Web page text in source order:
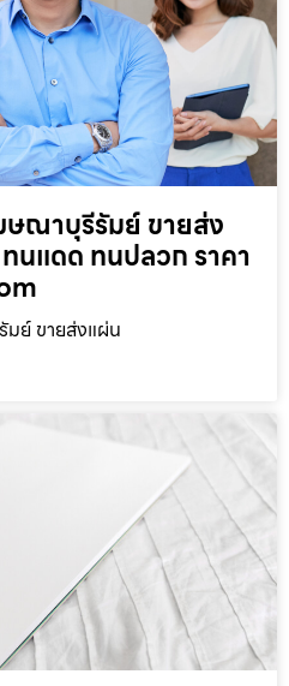
ษณาบุรีรัมย์ ขายส่ง
นแดด ทนปลวก ราคา
ย์ ขายส่งแผ่น